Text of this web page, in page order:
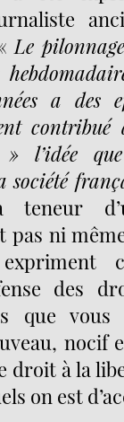
Le
a
contribué
l’idée
société
teneur
ni
des
que vous
nocif
droit à la
on est